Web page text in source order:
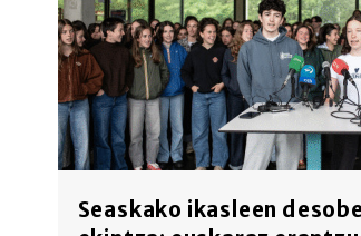
Seaskako ikasleen